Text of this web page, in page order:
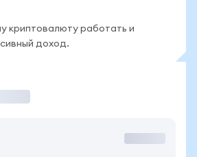
криптовалюту работать и
доход.